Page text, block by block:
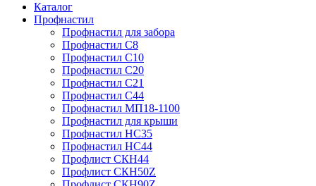
Каталог
Профнастил
Профнастил для забора
Профнастил С8
Профнастил С10
Профнастил С20
Профнастил С21
Профнастил С44
Профнастил МП18-1100
Профнастил для крыши
Профнастил HC35
Профнастил НС44
Профлист СКН44
Профлист СКН50Z